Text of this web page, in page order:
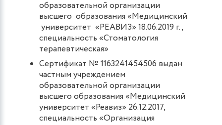
образовательной организации
высшего образования «Медицинский
университет «РЕАВИЗ» 18.06.2019 г.,
специальность «Стоматология
терапевтическая»
Сертификат № 1163241454506 выдан
частным учреждением
образовательной организации
высшего образования «Медицинский
университет «Реавиз» 26.12.2017,
специальность «Организация